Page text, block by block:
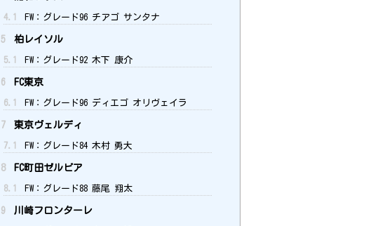
4.1 FW：グレード96 チアゴ サンタナ
5 柏レイソル
5.1 FW：グレード92 木下 康介
6 FC東京
6.1 FW：グレード96 ディエゴ オリヴェイラ
7 東京ヴェルディ
7.1 FW：グレード84 木村 勇大
8 FC町田ゼルビア
8.1 FW：グレード88 藤尾 翔太
9 川崎フロンターレ